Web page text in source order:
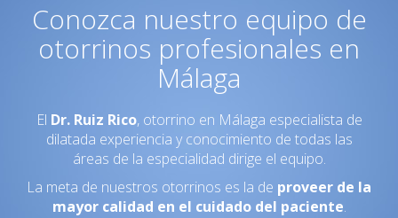
Conozca nuestro equipo de
otorrinos profesionales en
Málaga
El Dr. Ruiz Rico, otorrino en Málaga especialista de
dilatada experiencia y conocimiento de todas las
áreas de la especialidad dirige el equipo.
La meta de nuestros otorrinos es la de proveer de la
mayor calidad en el cuidado del paciente.